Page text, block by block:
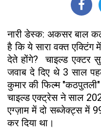
नारी डेस्क: अकसर बाल
है कि ये सारा वक्त एक्टिंग
देते होंगे? चाइल्ड एक्टर
जवाब दे दिए थे 3 साल
कुमार की फिल्म
चाइल्ड एक्ट्रेस ने साल
एग्ज़ाम में दो सब्जेक्ट्स में
कर दिया था।